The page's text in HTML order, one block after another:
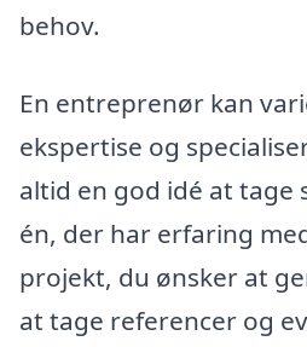
behov.
En entreprenør kan
ekspertise og
altid en god idé at tage
én, der har erfaring
projekt, du ønsker at
at tage referencer og